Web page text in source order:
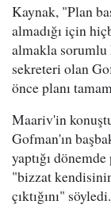
Kaynak, "Plan
almadığı için
almakla sorumlu
sekreteri olan
önce planı
Maariv'in
Gofman'ın
yaptığı
"bizzat
çıktığını" söyledi.